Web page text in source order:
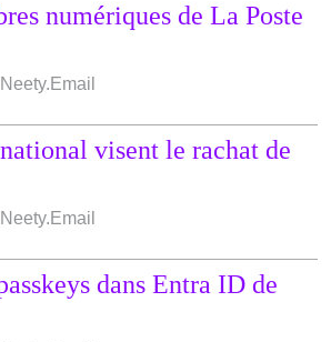
numériques de La Poste
visent le rachat de
dans Entra ID de